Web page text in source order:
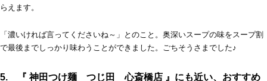
らえます。
「濃いければ言ってくださいね～」とのこと。奥深いスープの味をスープ割
で最後までしっかり味わうことができました。ごちそうさまでした♪
5. 『 神田つけ麺 つじ田 心斎橋店 』にも近い、おすすめ